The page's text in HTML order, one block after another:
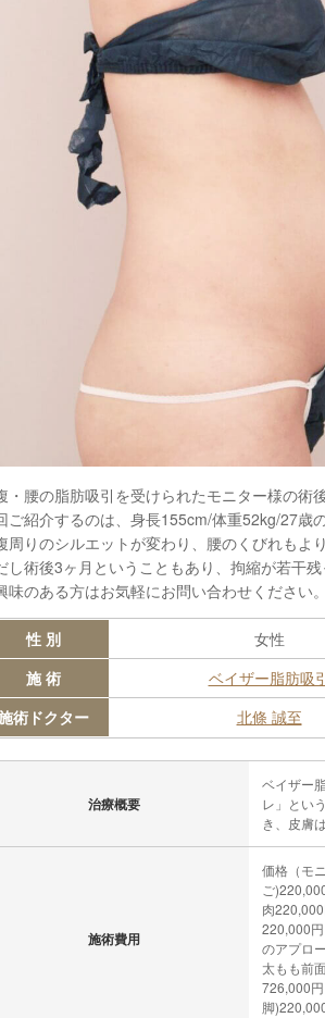
・腰の脂肪吸引を受けられたモニター様の術
ご紹介するのは、身長155cm/体重52kg/27歳
周りのシルエットが変わり、腰のくびれもよ
し術後3ヶ月ということもあり、拘縮が若干
味のある方はお気軽にお問い合わせください
性 別 女性
施 術
ベイザー脂肪吸
術ドクター
北條 誠至
治療概要
ベイザー
レ」とい
き、皮膚
施術費用
価格（モ
ご
肉
220,000
のアプロ
太もも前
726,000
脚